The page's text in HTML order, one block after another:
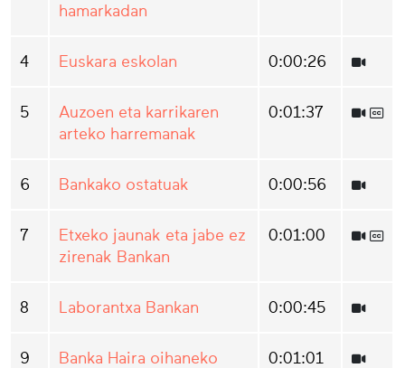
hamarkadan
4 Euskara eskolan 0:00:26
5
Auzoen eta karrikaren
arteko harremanak
0:01:37
6 Bankako ostatuak 0:00:56
7
Etxeko jaunak eta jabe ez
zirenak Bankan
0:01:00
8 Laborantxa Bankan 0:00:45
9
Banka Haira oihaneko
0:01:01